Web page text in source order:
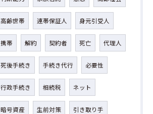
高齢世帯 連帯保証人 身元引受人
携帯 解約 契約者 死亡 代理人
死後手続き 手続き代行 必要性
行政手続き 相続税 ネット
暗号資産 生前対策 引き取り手